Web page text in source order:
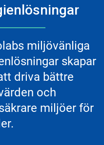
miljövänliga
skapar
driva bättre
och
miljöer för